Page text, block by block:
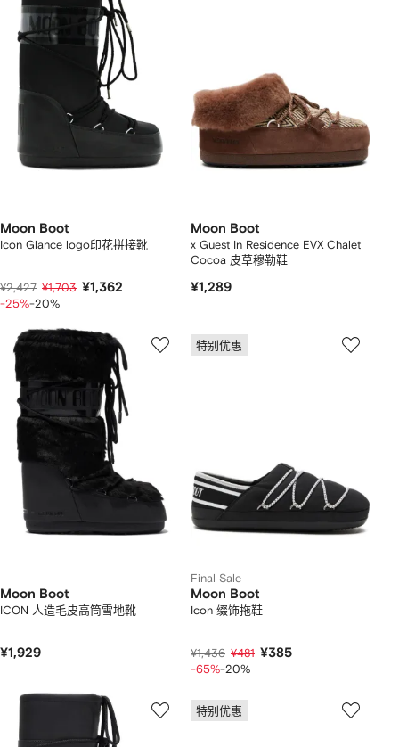
Moon Boot
Icon Glance logo印花拼接靴
¥2,427 ¥1,703 ¥1,362
-25%-20%
Moon Boot
x Guest In Residence EVX Chalet
Cocoa 皮草穆勒鞋
¥1,289
Moon Boot
ICON 人造毛皮高筒雪地靴
¥1,929
特别优惠
Final Sale
Moon Boot
Icon 缀饰拖鞋
¥1,436 ¥481 ¥385
-65%-20%
特别优惠